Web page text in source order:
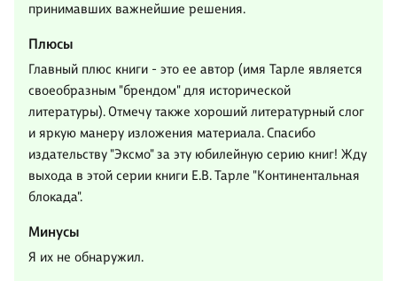
принимавших важнейшие решения.
Плюсы
Главный плюс книги - это ее автор (имя Тарле является
своеобразным "брендом" для исторической
литературы). Отмечу также хороший литературный слог
и яркую манеру изложения материала. Спасибо
издательству "Эксмо" за эту юбилейную серию книг! Жду
выхода в этой серии книги Е.В. Тарле "Континентальная
блокада".
Минусы
Я их не обнаружил.